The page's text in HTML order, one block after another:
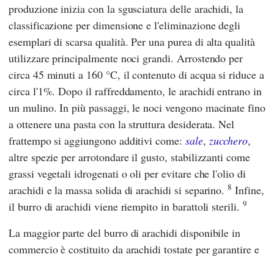
produzione inizia con la sgusciatura delle arachidi, la
classificazione per dimensione e l'eliminazione degli
esemplari di scarsa qualità. Per una purea di alta qualità
utilizzare principalmente noci grandi. Arrostendo per
circa 45 minuti a 160 °C, il contenuto di acqua si riduce a
circa l'1%. Dopo il raffreddamento, le arachidi entrano in
un mulino. In più passaggi, le noci vengono macinate fino
a ottenere una pasta con la struttura desiderata. Nel
frattempo si aggiungono additivi come: sale, zucchero,
altre spezie per arrotondare il gusto, stabilizzanti come
grassi vegetali idrogenati o oli per evitare che l'olio di
arachidi e la massa solida di arachidi si separino.8 Infine,
il burro di arachidi viene riempito in barattoli sterili. 9
La maggior parte del burro di arachidi disponibile in
commercio è costituito da arachidi tostate per garantire e